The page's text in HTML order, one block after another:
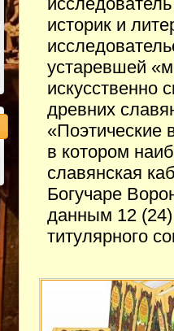
историк и
устаревшей
искусственно
древних
«Поэтические
в котором
славянская
Богучаре
данным 12 (24)
титулярного